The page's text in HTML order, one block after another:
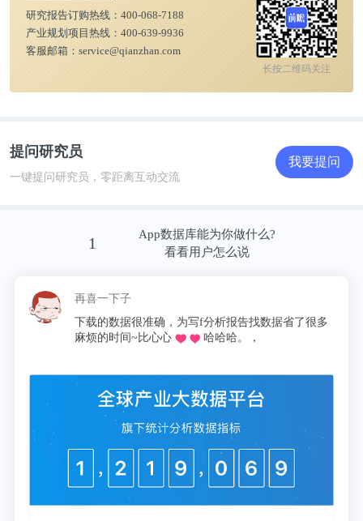
运营模式与发展战略规划分析报告
》整理得出，2026
年中国智慧工厂行业最具潜力企业(注：排名不分先
后)。
辛米尔视觉
研究报告订购热线： 400-068-7188
产业规划项目热线： 400-639-9936
客服邮箱： service@qianzhan.com
长按二维码关注
提问研究员
一键提问研究员，零距离互动交流
我要提问
1
App数据库能为你做什么?
看看用户怎么说
再喜一下子
下载的数据很准确，为写f分析报告找数据省了很多
麻烦的时间~比心心
哈哈哈。，